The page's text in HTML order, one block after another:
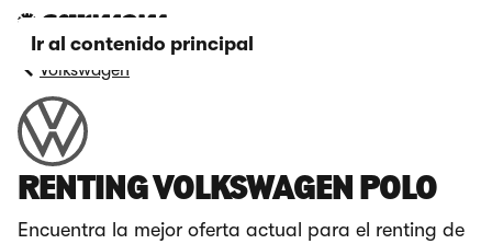
Ir al contenido principal
Volkswagen
RENTING VOLKSWAGEN POLO
Encuentra la mejor oferta actual para el renting de